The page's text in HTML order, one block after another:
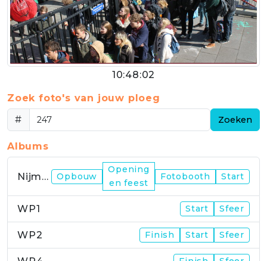
10:48:02
Zoek foto's van jouw ploeg
#
Zoeken
Albums
Nijmegen Opbouw
Opening
en feest
Fotobooth Start
WP1 Start Sfeer
WP2 Finish Start Sfeer